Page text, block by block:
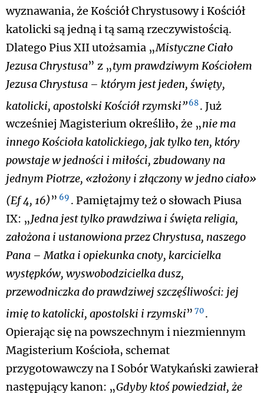
wyznawania, że Kościół Chrystusowy i Kościół
katolicki są jedną i tą samą rzeczywistością.
Dlatego Pius XII utożsamia „Mistyczne Ciało
Jezusa Chrystusa” z „tym prawdziwym Kościołem
Jezusa Chrystusa – którym jest jeden, święty,
katolicki, apostolski Kościół rzymski”68. Już
wcześniej Magisterium określiło, że „nie ma
innego Kościoła katolickiego, jak tylko ten, który
powstaje w jedności i miłości, zbudowany na
jednym Piotrze, «złożony i złączony w jedno ciało»
(Ef 4, 16)” 69 . Pamiętajmy też o słowach Piusa
IX: „Jedna jest tylko prawdziwa i święta religia,
założona i ustanowiona przez Chrystusa, naszego
Pana – Matka i opiekunka cnoty, karcicielka
występków, wyswobodzicielka dusz,
przewodniczka do prawdziwej szczęśliwości: jej
imię to katolicki, apostolski i rzymski” 70.
Opierając się na powszechnym i niezmiennym
Magisterium Kościoła, schemat
przygotowawczy na I Sobór Watykański zawierał
następujący kanon: „Gdyby ktoś powiedział, że